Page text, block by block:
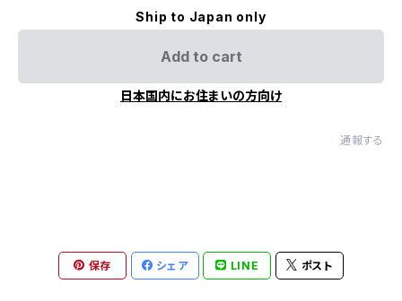
Ship to Japan only
Add to cart
日本国内にお住まいの方向け
通報する
保存 シェア LINE ポスト